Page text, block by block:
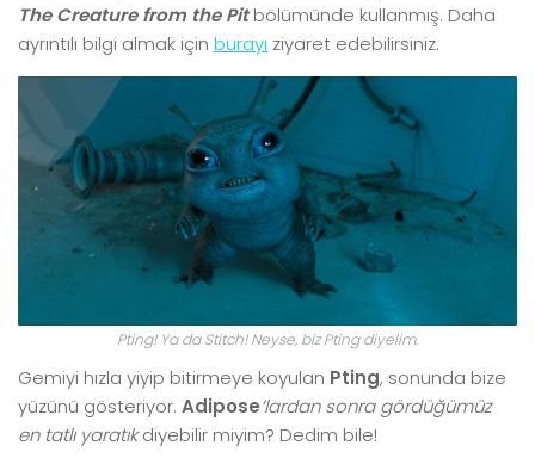
The Creature from the Pit bölümünde kullanmış. Daha
ayrıntılı bilgi almak için burayı ziyaret edebilirsiniz.
Pting! Ya da Stitch! Neyse, biz Pting diyelim.
Gemiyi hızla yiyip bitirmeye koyulan Pting, sonunda bize
yüzünü gösteriyor. Adipose‘lardan sonra gördüğümüz
en tatlı yaratıkdiyebilir miyim? Dedim bile!